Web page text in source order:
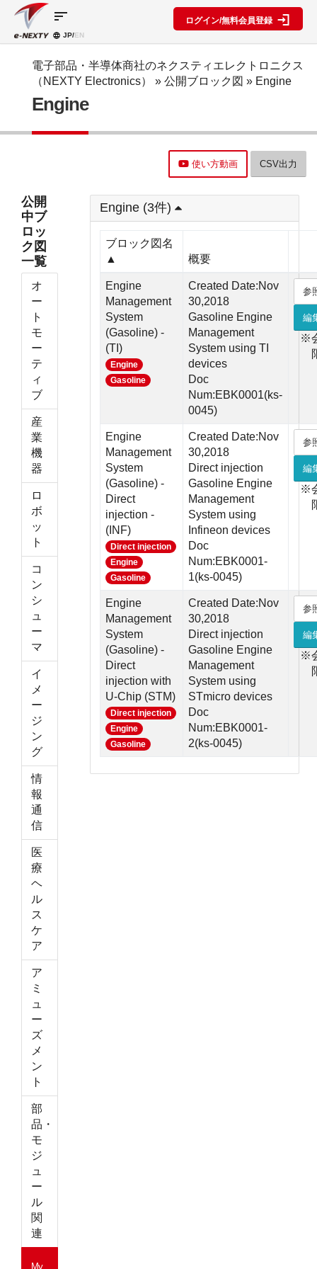
テゴリ
ディスク
水晶部品
機能部品
電源部品
その他部
品
能
プ検索
イアグラ
て探す
類似品検
索
搭載メー
カー一覧
ク図
公開ブロ
※会員限
定
SPECIAL
CONTENT
ジーズ
セミナ
ー・イベ
ント
information
(PDF)
e-
NEXTY
概要
NEXTY使
部品検索
ブロック
図編
sort
JP/EN
ログイン/無料会員登録
電子部品・半導体商社のネクスティエレクトロニクス
（NEXTY Electronics）
» 公開ブロック図 » Engine
Engine
使い方動画 CSV出力
公開
中ブ
ロッ
ク図
一覧
オ
ー
ト
モ
ー
テ
ィ
ブ
産
業
機
器
ロ
ボ
ッ
ト
コ
ン
シ
ュ
ー
マ
イ
メ
ー
ジ
ン
グ
情
報
通
信
医
療
ヘ
ル
ス
ケ
ア
ア
ミ
ュ
ー
ズ
メ
ン
ト
部
品・
モ
ジ
ュ
ー
ル
関
連
My
Engine (3件)
ブロック図名
▲
概要
Engine
Management
System
(Gasoline) -
(TI)
Engine
Gasoline
Created Date:Nov
30,2018
Gasoline Engine
Management
System using TI
devices
Doc
Num:EBK0001(ks-
0045)
参
編
※
Engine
Management
System
(Gasoline) -
Direct
injection -
(INF)
Direct injection
Engine
Gasoline
Created Date:Nov
30,2018
Direct injection
Gasoline Engine
Management
System using
Infineon devices
Doc
Num:EBK0001-
1(ks-0045)
参
編
※
Engine
Management
System
(Gasoline) -
Direct
injection with
U-Chip (STM)
Direct injection
Engine
Gasoline
Created Date:Nov
30,2018
Direct injection
Gasoline Engine
Management
System using
STmicro devices
Doc
Num:EBK0001-
2(ks-0045)
参
編
※